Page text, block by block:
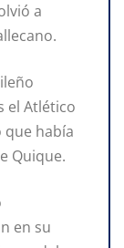
a
el Atlético
había
Quique.
en su